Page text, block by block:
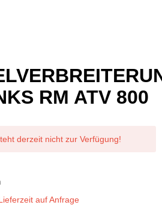
RM ATV 800
derzeit nicht zur Verfügung!
auf Anfrage